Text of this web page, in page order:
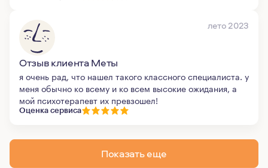
лето 2023
Отзыв клиента Меты
я очень рад, что нашел такого классного специалиста. у
меня обычно ко всему и ко всем высокие ожидания, а
мой психотерапевт их превзошел!
Оценка сервиса
Показать еще